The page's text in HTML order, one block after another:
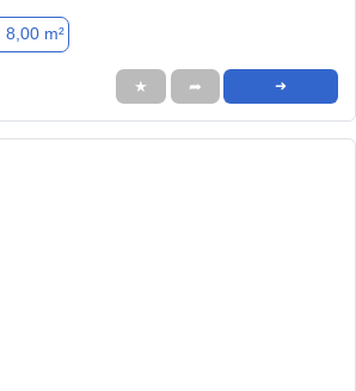
8,00 m²
★ ➦ ➜